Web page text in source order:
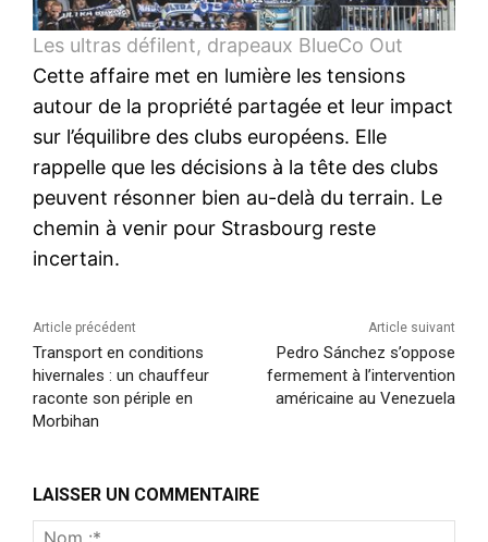
Les ultras défilent, drapeaux BlueCo Out
Cette affaire met en lumière les tensions
autour de la propriété partagée et leur impact
sur l’équilibre des clubs européens. Elle
rappelle que les décisions à la tête des clubs
peuvent résonner bien au-delà du terrain. Le
chemin à venir pour Strasbourg reste
incertain.
Article précédent
Transport en conditions
hivernales : un chauffeur
raconte son périple en
Morbihan
Article suivant
Pedro Sánchez s’oppose
fermement à l’intervention
américaine au Venezuela
LAISSER UN COMMENTAIRE